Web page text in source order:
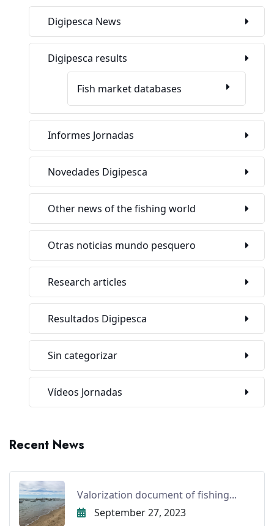
Digipesca News
Digipesca results
Fish market databases
Informes Jornadas
Novedades Digipesca
Other news of the fishing world
Otras noticias mundo pesquero
Research articles
Resultados Digipesca
Sin categorizar
Vídeos Jornadas
Recent News
Valorization document of fishing...
September 27, 2023